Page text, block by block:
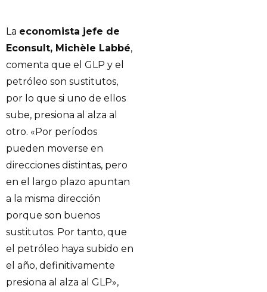
La economista jefe de
Econsult, Michèle Labbé,
comenta que el GLP y el
petróleo son sustitutos,
por lo que si uno de ellos
sube, presiona al alza al
otro. «Por períodos
pueden moverse en
direcciones distintas, pero
en el largo plazo apuntan
a la misma dirección
porque son buenos
sustitutos. Por tanto, que
el petróleo haya subido en
el año, definitivamente
presiona al alza al GLP»,